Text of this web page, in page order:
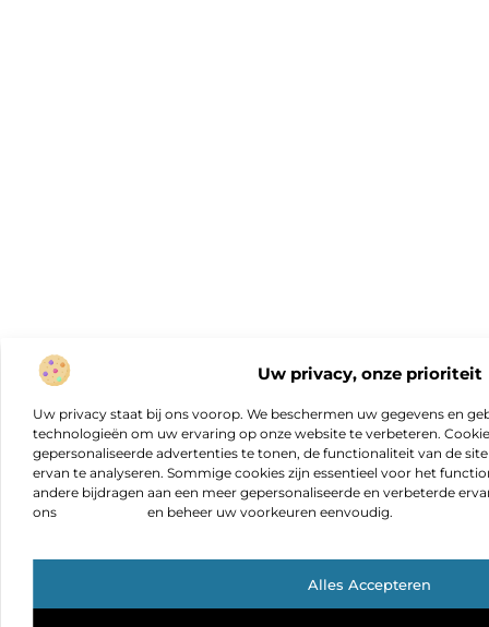
Uw privacy, onze prioriteit
Uw privacy staat bij ons voorop. We beschermen uw gegevens en
technologieën om uw ervaring op onze website te verbeteren.
gepersonaliseerde advertenties te tonen, de functionaliteit van de
ervan te analyseren. Sommige cookies zijn essentieel voor het
andere bijdragen aan een meer gepersonaliseerde en verbeterde
ons
en beheer uw voorkeuren eenvoudig.
Alles Accepteren